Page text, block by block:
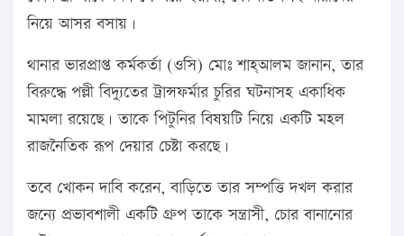
নিয়ে আসর বসায়।
থানার ভারপ্রাপ্ত কর্মকর্তা (ওসি) মোঃ শাহ্আলম জানান, তার
বিরুদ্ধে পল্লী বিদ্যুতের ট্রান্সফর্মার চুরির ঘটনাসহ একাধিক
মামলা রয়েছে। তাকে পিটুনির বিষয়টি নিয়ে একটি মহল
রাজনৈতিক রূপ দেয়ার চেষ্টা করছে।
তবে খোকন দাবি করেন, বাড়িতে তার সম্পত্তি দখল করার
জন্যে প্রভাবশালী একটি গ্রুপ তাকে সন্ত্রাসী, চোর বানানোর